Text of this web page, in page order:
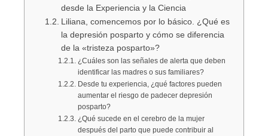
desde la Experiencia y la Ciencia
Liliana, comencemos por lo básico. ¿Qué es
la depresión posparto y cómo se diferencia
de la «tristeza posparto»?
¿Cuáles son las señales de alerta que deben
identificar las madres o sus familiares?
Desde tu experiencia, ¿qué factores pueden
aumentar el riesgo de padecer depresión
posparto?
¿Qué sucede en el cerebro de la mujer
después del parto que puede contribuir al